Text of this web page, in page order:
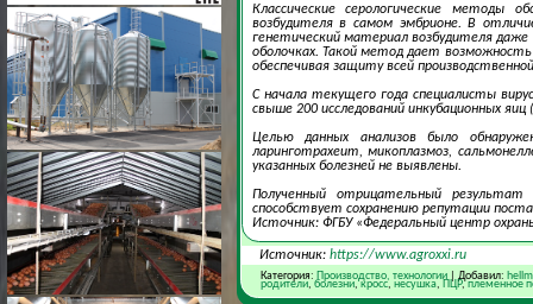
Классические серологические методы
возбудителя в самом эмбрионе. В
генетический материал возбудителя
оболочках. Такой метод дает
обеспечивая защиту всей
С начала текущего года специалисты
свыше 200 исследований инкубационных
Целью данных анализов было
ларинготрахеит, микоплазмоз,
указанных болезней не выявлены.
Полученный отрицательный
способствует сохранению репутации
Источник: ФГБУ «Федеральный центр
Источник: https://www.agroxxi.ru
Категория: Производство, технологии| Добавил:
родители, болезни,кросс, несушка, ПЦР,племенное